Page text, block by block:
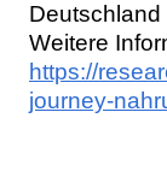
Weitere
https://
journey-